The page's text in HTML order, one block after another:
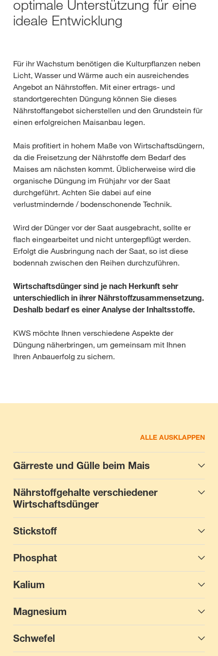
optimale Unterstützung für eine
ideale Entwicklung
Für ihr Wachstum benötigen die Kulturpflanzen neben
Licht, Wasser und Wärme auch ein ausreichendes
Angebot an Nährstoffen. Mit einer ertrags- und
standortgerechten Düngung können Sie dieses
Nährstoffangebot sicherstellen und den Grundstein für
einen erfolgreichen Maisanbau legen.
Mais profitiert in hohem Maße von Wirtschaftsdüngern,
da die Freisetzung der Nährstoffe dem Bedarf des
Maises am nächsten kommt. Üblicherweise wird die
organische Düngung im Frühjahr vor der Saat
durchgeführt. Achten Sie dabei auf eine
verlustmindernde / bodenschonende Technik.
Wird der Dünger vor der Saat ausgebracht, sollte er
flach eingearbeitet und nicht untergepflügt werden.
Erfolgt die Ausbringung nach der Saat, so ist diese
bodennah zwischen den Reihen durchzuführen.
Wirtschaftsdünger sind je nach Herkunft sehr
unterschiedlich in ihrer Nährstoffzusammensetzung.
Deshalb bedarf es einer Analyse der Inhaltsstoffe.
KWS möchte Ihnen verschiedene Aspekte der
Düngung näherbringen, um gemeinsam mit Ihnen
Ihren Anbauerfolg zu sichern.
ALLE AUSKLAPPEN
Gärreste und Gülle beim Mais
Nährstoffgehalte verschiedener
Wirtschaftsdünger
Stickstoff
Phosphat
Kalium
Magnesium
Schwefel